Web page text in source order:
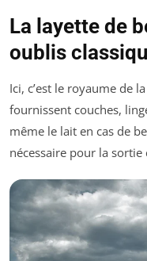
La layette de
oublis
Ici, c’est le royaume de
fournissent couches,
même le lait en cas de
nécessaire pour la